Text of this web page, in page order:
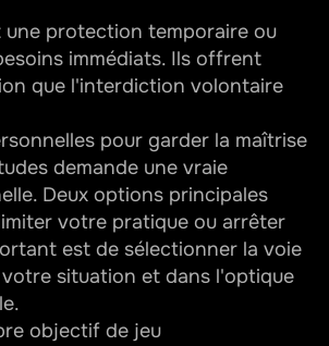
protection temporaire ou
immédiats. Ils offrent
que l'interdiction volontaire
pour garder la maîtrise
demande une vraie
Deux options principales
votre pratique ou arrêter
est de sélectionner la voie
situation et dans l'optique
objectif de jeu